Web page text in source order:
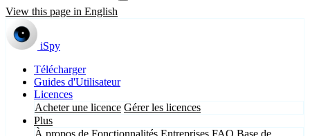
View this page in English
iSpy
Télécharger
Guides d'Utilisateur
Licences
Acheter une licence Gérer les licences
Plus
À propos de Fonctionnalités Entreprises FAQ Base de